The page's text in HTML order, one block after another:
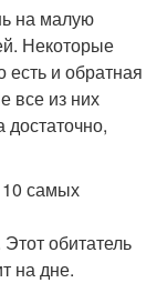
на малую
Некоторые
и обратная
все из них
самых
обитатель
на дне.